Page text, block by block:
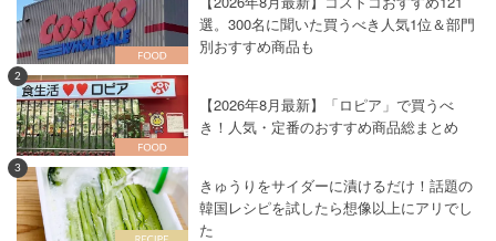
選。300名に聞いた買うべき人気1位＆部門
別おすすめ商品も
2
【2026年8月最新】「ロピア」で買うべ
き！人気・定番のおすすめ商品総まとめ
3
きゅうりをサイダーに漬けるだけ！話題の
韓国レシピを試したら想像以上にアリでし
た